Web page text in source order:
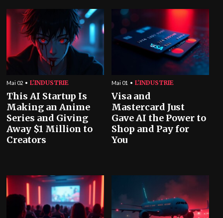
Mai 02 L'INDUSTRIE
This AI Startup Is
Making an Anime
Series and Giving
Away $1 Million to
Creators
Mai 01 L'INDUSTRIE
Visa and
Mastercard Just
Gave AI the Power to
Shop and Pay for
You